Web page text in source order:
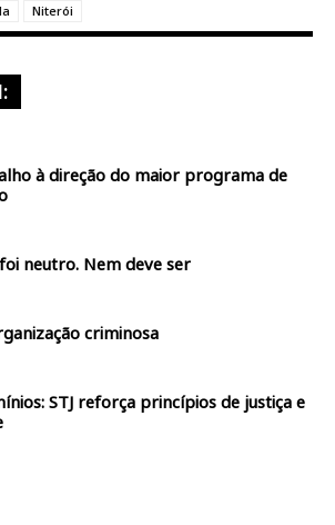
Niterói
à direção do maior programa de
neutro. Nem deve ser
criminosa
STJ reforça princípios de justiça e